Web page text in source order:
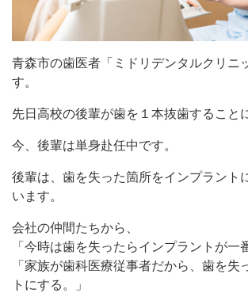
青森市の歯医者「ミドリデンタルクリニ
す。
先日高校の後輩が歯を１本抜歯すること
今、後輩は単身赴任中です。
後輩は、歯を失った箇所をインプラント
います。
会社の仲間たちから、
「今時は歯を失ったらインプラントが一
「家族が歯科医療従事者だから、歯を失
トにする。」